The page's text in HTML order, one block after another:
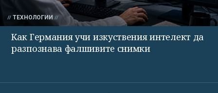
ТЕХНОЛОГИИ
Как Германия учи изкуствения интелект да
разпознава фалшивите снимки